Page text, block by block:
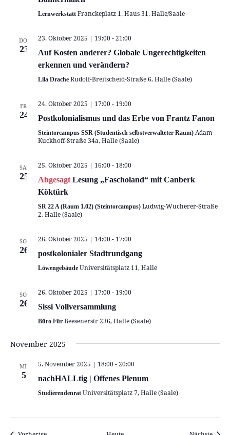
Lernwerkstatt Franckeplatz 1, Haus 31, Halle/Saale
DO.
23
23. Oktober 2025 | 19:00-21:00
Auf Kosten anderer? Globale Ungerechtigkeiten
erkennen und verändern?
Lila Drache Rudolf-Breitscheid-Straße 6, Halle (Saale)
FR.
24
24. Oktober 2025 | 17:00- 19:00
Postkolonialismus und das Erbe von Frantz Fanon
Steintorcampus SSR (Studentisch selbstverwalteter Raum) Adam-
Kuckhoff-Straße 34a, Halle (Saale)
SA.
25
25. Oktober 2025 | 16:00- 18:00
Abgesagt Lesung „Fascholand“ mit Canberk
Köktürk
SR 22 A (Raum 1.02) (Steintorcampus) Ludwig-Wucherer-Straße
2, Halle (Saale)
SO.
26
26. Oktober 2025 | 14:00- 17:00
postkolonialer Stadtrundgang
Löwengebäude Universitätsplatz 11, Halle
SO.
26
26. Oktober 2025 | 17:00- 19:00
Sissi Vollversammlung
Büro Für Beesenerstr 236, Halle (Saale)
November 2025
MI.
5
5. November 2025 | 18:00-20:00
nachHALLtig | Offenes Plenum
Studierendenrat Universitätsplatz 7, Halle (Saale)